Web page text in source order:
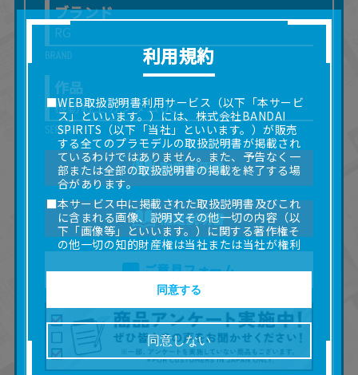
ブランド
RG
作品
機動戦士ガンダムUC
取扱説明書
補足説明書
ご意見フォーム
利用規約
■WEB取扱説明書利用サービス（以下「本サービ
ス」といいます。）には、株式会社BANDAI
SPIRITS（以下「当社」といいます。）が販売
する全てのプラモデルの取扱説明書が掲載され
ているわけではありません。また、予告なく一
部または全部の取扱説明書の掲載を終了する場
合があります。
■本サービス中に掲載された取扱説明書及びこれ
に含まれる画像、説明文その他一切の内容（以
下「画像等」といいます。）に関する著作権そ
の他一切の知的財産権は当社または当社が権利
使用（本サービス内の意見投稿の目的での画像
等の利用を含みます。）を超えて使用（複製、
複写、改変、掲示、頒布、配信、販売、出版等
を含むがこれに限りません。）することは禁止
いたします。
■掲載している取扱説明書は、お客様が購入され
同意しない
同意する